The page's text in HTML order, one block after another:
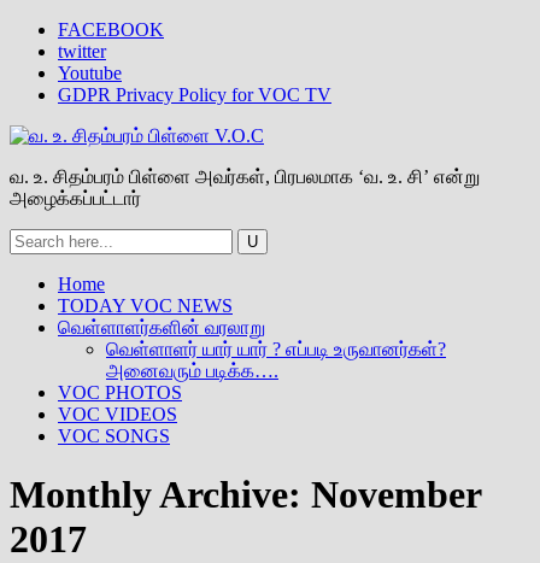
FACEBOOK
twitter
Youtube
GDPR Privacy Policy for VOC TV
வ. உ. சிதம்பரம் பிள்ளை அவர்கள், பிரபலமாக ‘வ. உ. சி’ என்று
அழைக்கப்பட்டார்
Home
TODAY VOC NEWS
வெள்ளாளர்களின் வரலாறு
வெள்ளாளர் யார் யார் ? எப்படி உருவானர்கள்?
அனைவரும் படிக்க….
VOC PHOTOS
VOC VIDEOS
VOC SONGS
Monthly Archive: November
2017